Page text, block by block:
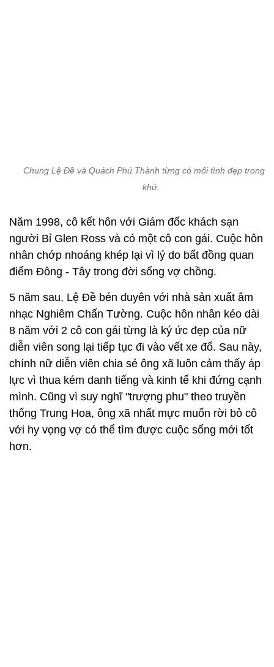
điểm Đông - Tây trong đời sống vợ chồng.
nhạc Nghiêm Chấn Tường. Cuộc hôn nhân kéo dài
8 năm với 2 cô con gái từng là ký ức đẹp của nữ
diễn viên song lại tiếp tục đi vào vết xe đổ. Sau này,
chính nữ diễn viên chia sẻ ông xã luôn cảm thấy áp
mình. Cũng vì suy nghĩ "trượng phu" theo truyền
thống Trung Hoa, ông xã nhất mực muốn rời bỏ cô
với hy vọng vợ có thể tìm được cuộc sống mới tốt
hơn.